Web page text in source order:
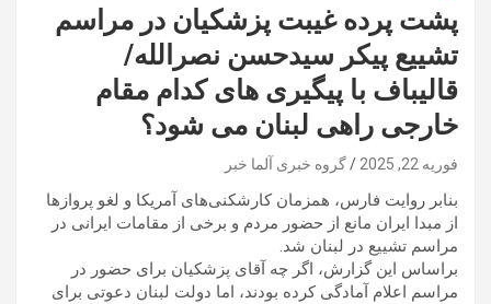
پشت پرده غیبت پزشکیان در مراسم
تشییع پیکر سیدحسن نصرالله/
قالیباف با پیگیری های کدام مقام
خارجی راهی لبنان می شود؟
فوریه 22, 2025 گروه خبری آلما خبر
بنابر روایت فارس، همزمان کارشکنی‌های آمریکا و لغو پروازها
از مبدا ایران مانع از حضور مردم و برخی از مقامات ایرانی در
مراسم تشییع در لبنان شد.
براساس این گزارش، اگر چه آقای پزشکیان برای حضور در
مراسم اعلام آمادگی کرده بودند، اما دولت لبنان دعوتی برای